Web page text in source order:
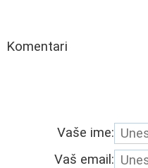
Komentari
Vaše ime:
Vaš email: